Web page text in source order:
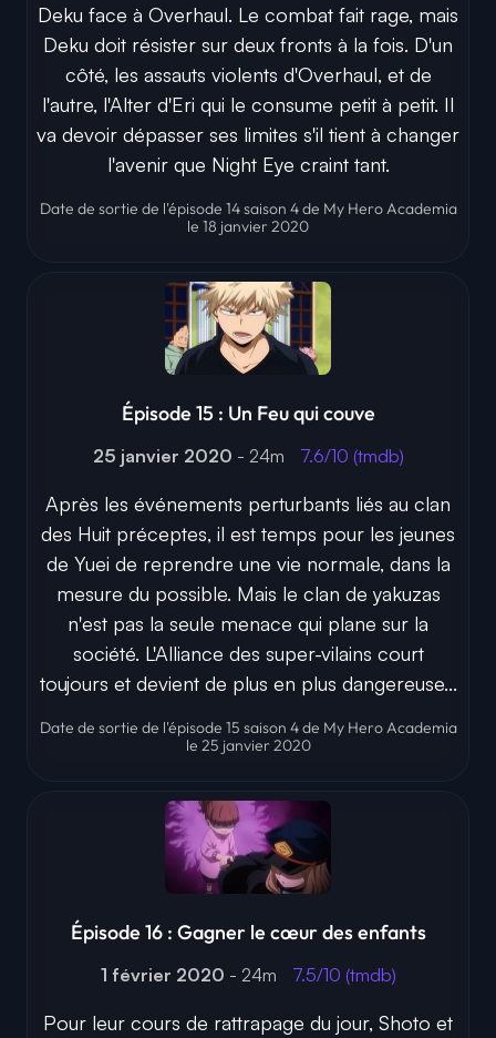
Deku face à Overhaul. Le combat fait rage, mais
Deku doit résister sur deux fronts à la fois. D'un
côté, les assauts violents d'Overhaul, et de
l'autre, l'Alter d'Eri qui le consume petit à petit. Il
va devoir dépasser ses limites s'il tient à changer
l'avenir que Night Eye craint tant.
Date de sortie de l'épisode 14 saison 4 de My Hero Academia
le 18 janvier 2020
Épisode 15 : Un Feu qui couve
25 janvier 2020 - 24m 7.6/10 (tmdb)
Après les événements perturbants liés au clan
des Huit préceptes, il est temps pour les jeunes
de Yuei de reprendre une vie normale, dans la
mesure du possible. Mais le clan de yakuzas
n'est pas la seule menace qui plane sur la
société. L'Alliance des super-vilains court
toujours et devient de plus en plus dangereuse...
Date de sortie de l'épisode 15 saison 4 de My Hero Academia
le 25 janvier 2020
Épisode 16 : Gagner le cœur des enfants
1 février 2020 - 24m 7.5/10 (tmdb)
Pour leur cours de rattrapage du jour, Shoto et